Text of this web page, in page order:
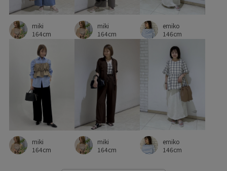
ポリエステル100% リブ編み ワイドパンツ
上品 低身長向け 優雅 光沢感
冷んやり 接触冷感
楽ちん 機能素材 毛玉になりにくい
滑らかな肌触り 着脱しやすい 細見え
肌見せ 肌触りが良い 花柄 華やか 薄手
軽やかな素材感 透け感 都会的 金ボタン 高見え
miki
164cm
miki
164cm
emiko
146cm
miki
164cm
miki
164cm
emiko
146cm